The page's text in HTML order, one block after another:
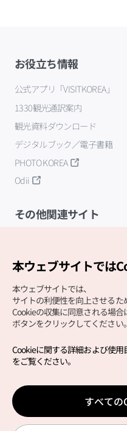
お役立ち情報
公式アプリ「VISITKOREA」
1330観光通訳案内
観光資料ダウンロード
デジタルブック／電子書籍
PHOTO KOREA
Odii
その他関連サイト
Copyright (c) Korea Tourism
サイトエラー報告公式メ
japanese@knto.or.kr
本ウェブサイトでは
本ウェブサイトでは、
サイトの利便性を向上させるた
Cookieの収集に同意される場合
ボタンをクリックしてください。
Cookieに関する詳細および使用
をご覧ください。
すべて